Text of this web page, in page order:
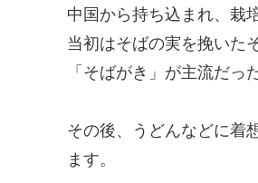
中国から持ち込まれ、栽
当初はそばの実を挽いた
「そばがき」が主流だっ
その後、うどんなどに着
ます。